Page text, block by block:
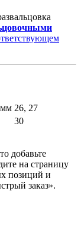
мм 26, 27
30
добавьте
на страницу
позиций и
заказ».